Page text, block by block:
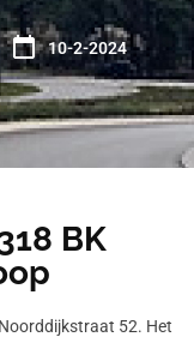
10-2-2024
BK
52. Het